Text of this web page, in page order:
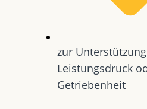
zur
Leistungsdruck
Getriebenheit